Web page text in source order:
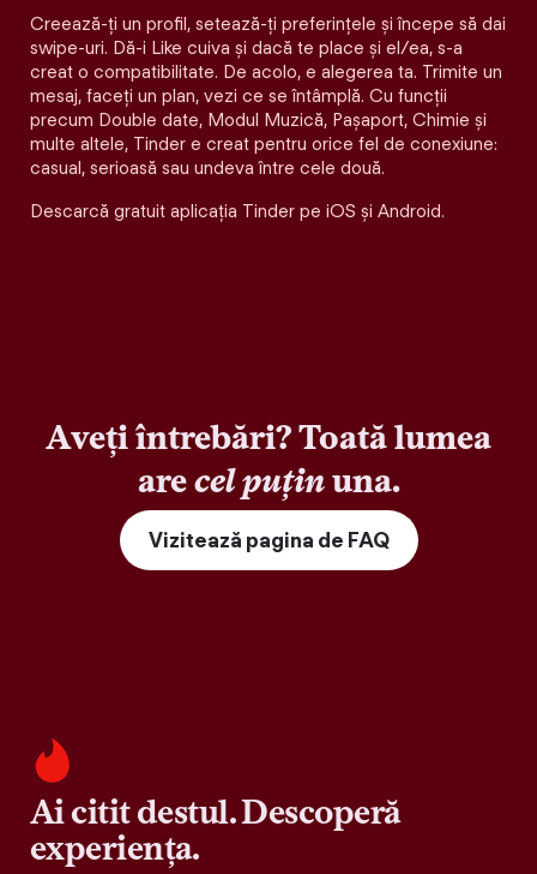
Creează-ți un profil, setează-ți preferințele și începe să dai
swipe-uri. Dă-i Like cuiva și dacă te place și el/ea, s-a
creat o compatibilitate. De acolo, e alegerea ta. Trimite un
mesaj, faceți un plan, vezi ce se întâmplă. Cu funcții
precum Double date, Modul Muzică, Pașaport, Chimie și
multe altele, Tinder e creat pentru orice fel de conexiune:
casual, serioasă sau undeva între cele două.
Descarcă gratuit aplicația Tinder pe iOS și Android.
Aveți întrebări? Toată lumea
arecel puținuna.
Vizitează pagina de FAQ
Ai citit destul. Descoperă
experiența.